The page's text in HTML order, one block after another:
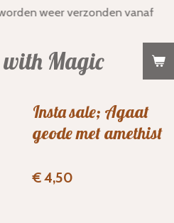
Magic
weer verzonden vanaf
Insta sale; Agaat
geode met amethist
€ 4,50